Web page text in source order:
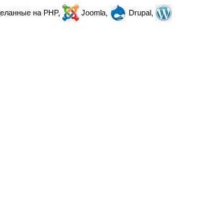
на PHP, Joomla,
Drupal,